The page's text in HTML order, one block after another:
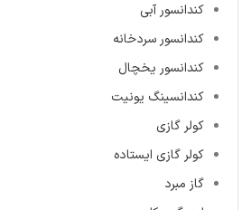
کندانسور آبی
کندانسور سردخانه
کندانسور یخچال
کندانسینگ یونیت
کولر گازی
کولر گازی ایستاده
گاز مبرد